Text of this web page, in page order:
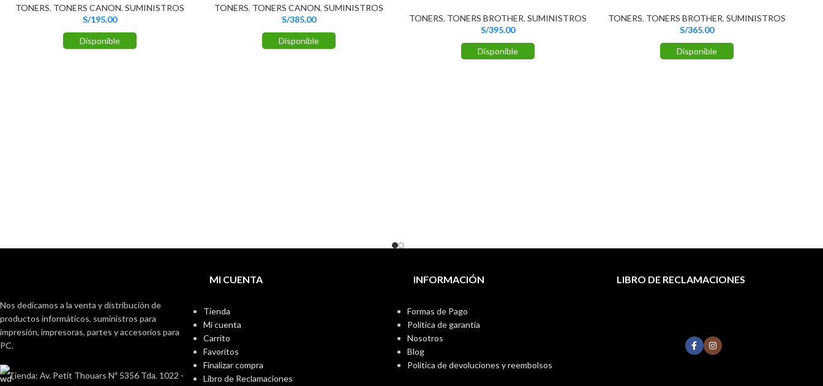
TONERS, TONERS CANON, SUMINISTROS
S/195.00
Disponible
TONERS, TONERS CANON, SUMINISTROS
S/385.00
Disponible
TONERS, TONERS BROTHER, SUMINISTROS
S/395.00
Disponible
TONERS, TONERS BROTHER, SUMINISTROS
S/365.00
Disponible
Nos dedicamos a la venta y distribución de
productos informáticos, suministros para
impresión, impresoras, partes y accesorios para
PC.
Tienda: Av. Petit Thouars Nª 5356 Tda. 1022 -
MI CUENTA
Tienda
Mi cuenta
Carrito
Favoritos
Finalizar compra
Libro de Reclamaciones
INFORMACIÓN
Formas de Pago
Política de garantía
Nosotros
Blog
Política de devoluciones y reembolsos
LIBRO DE RECLAMACIONES